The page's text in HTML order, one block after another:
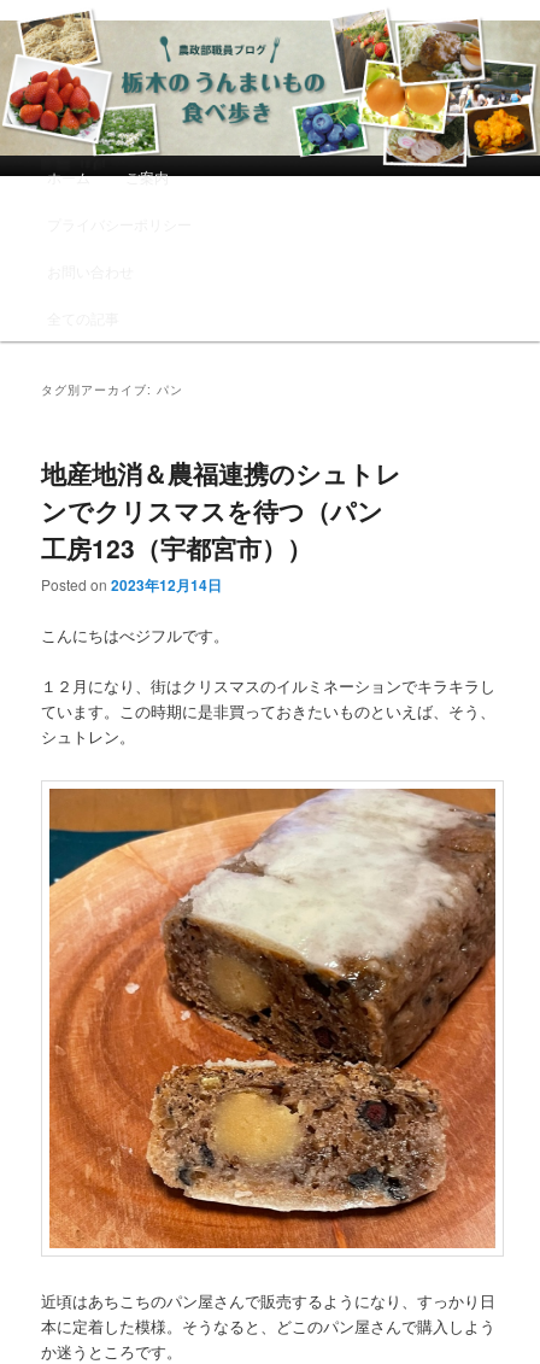
農政部職員ブログ「栃木のうんまい
もの食べ歩き」
メインコンテンツへ移動
サブコンテンツへ移動
ホーム ご案内
タグ別アーカイブ:パン
地産地消＆農福連携のシュトレ
ンでクリスマスを待つ（パン
工房123（宇都宮市））
Posted on2023年12月14日
こんにちはべジフルです。
１２月になり、街はクリスマスのイルミネーションでキラキラし
ています。この時期に是非買っておきたいものといえば、そう、
シュトレン。
近頃はあちこちのパン屋さんで販売するようになり、すっかり日
本に定着した模様。そうなると、どこのパン屋さんで購入しよう
か迷うところです。